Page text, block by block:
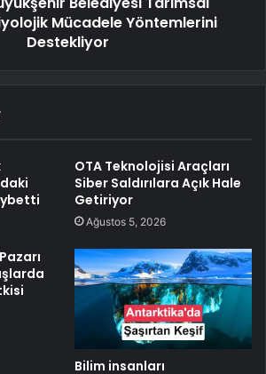
Mücadele Yöntemlerini
Destekliyor
OTA Teknolojisi Araçları
Siber Saldırılara Açık Hale
Getiriyor
Ağustos 5, 2026
Bilim insanları